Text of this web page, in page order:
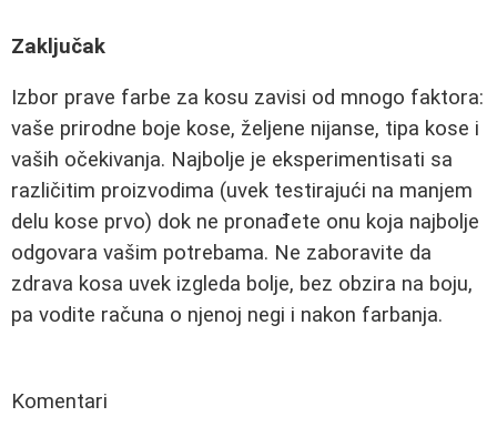
Zaključak
Izbor prave farbe za kosu zavisi od mnogo faktora:
vaše prirodne boje kose, željene nijanse, tipa kose i
vaših očekivanja. Najbolje je eksperimentisati sa
različitim proizvodima (uvek testirajući na manjem
delu kose prvo) dok ne pronađete onu koja najbolje
odgovara vašim potrebama. Ne zaboravite da
zdrava kosa uvek izgleda bolje, bez obzira na boju,
pa vodite računa o njenoj negi i nakon farbanja.
Komentari